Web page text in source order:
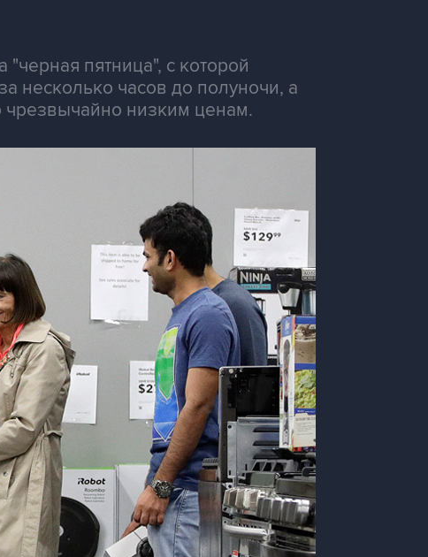
пятница", с которой
несколько часов до полуночи, а
чрезвычайно низким ценам.